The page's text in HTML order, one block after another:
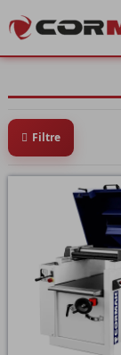
Filtre